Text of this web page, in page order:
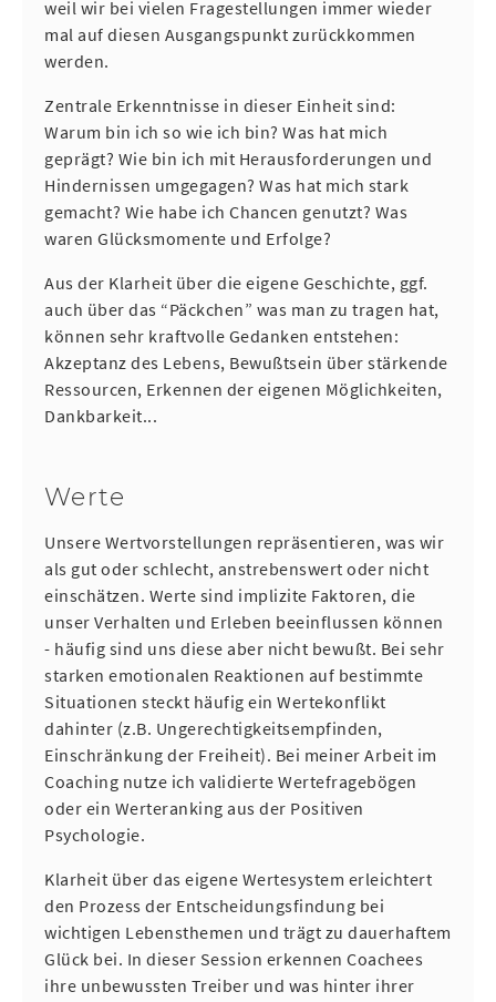
weil wir bei vielen Fragestellungen immer wieder
mal auf diesen Ausgangspunkt zurückkommen
werden.
Zentrale Erkenntnisse in dieser Einheit sind:
Warum bin ich so wie ich bin? Was hat mich
geprägt? Wie bin ich mit Herausforderungen und
Hindernissen umgegagen? Was hat mich stark
gemacht? Wie habe ich Chancen genutzt? Was
waren Glücksmomente und Erfolge?
Aus der Klarheit über die eigene Geschichte, ggf.
auch über das “Päckchen” was man zu tragen hat,
können sehr kraftvolle Gedanken entstehen:
Akzeptanz des Lebens, Bewußtsein über stärkende
Ressourcen, Erkennen der eigenen Möglichkeiten,
Dankbarkeit...
Werte
Unsere Wertvorstellungen repräsentieren, was wir
als gut oder schlecht, anstrebenswert oder nicht
einschätzen. Werte sind implizite Faktoren, die
unser Verhalten und Erleben beeinflussen können
- häufig sind uns diese aber nicht bewußt. Bei sehr
starken emotionalen Reaktionen auf bestimmte
Situationen steckt häufig ein Wertekonflikt
dahinter (z.B. Ungerechtigkeitsempfinden,
Einschränkung der Freiheit). Bei meiner Arbeit im
Coaching nutze ich validierte Wertefragebögen
oder ein Werteranking aus der Positiven
Psychologie.
Klarheit über das eigene Wertesystem erleichtert
den Prozess der Entscheidungsfindung bei
wichtigen Lebensthemen und trägt zu dauerhaftem
Glück bei. In dieser Session erkennen Coachees
ihre unbewussten Treiber und was hinter ihrer